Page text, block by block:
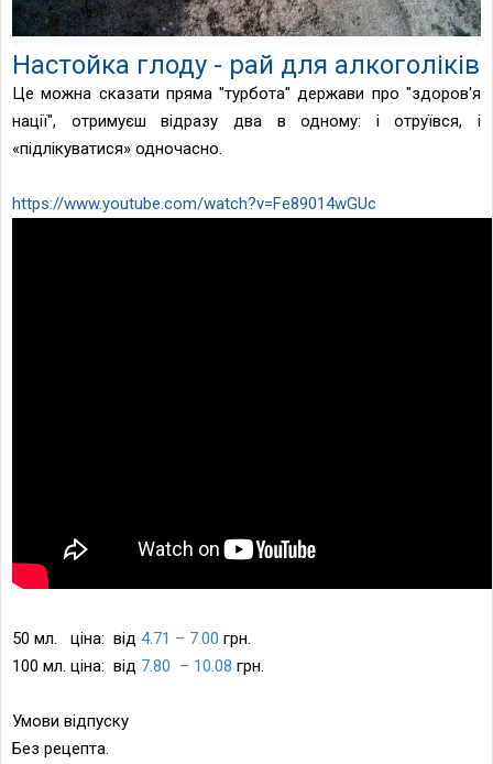
Настойка глоду - рай для алкоголіків
Це можна сказати пряма "турбота" держави про "здоров'я
нації", отримуєш відразу два в одному: і отруївся, і
«підлікуватися» одночасно.
https://www.youtube.com/watch?v=Fe89014wGUc
50 мл. ціна: від 4.71 – 7.00 грн.
100 мл. ціна: від 7.80 – 10.08 грн.
Умови відпуску
Без рецепта.